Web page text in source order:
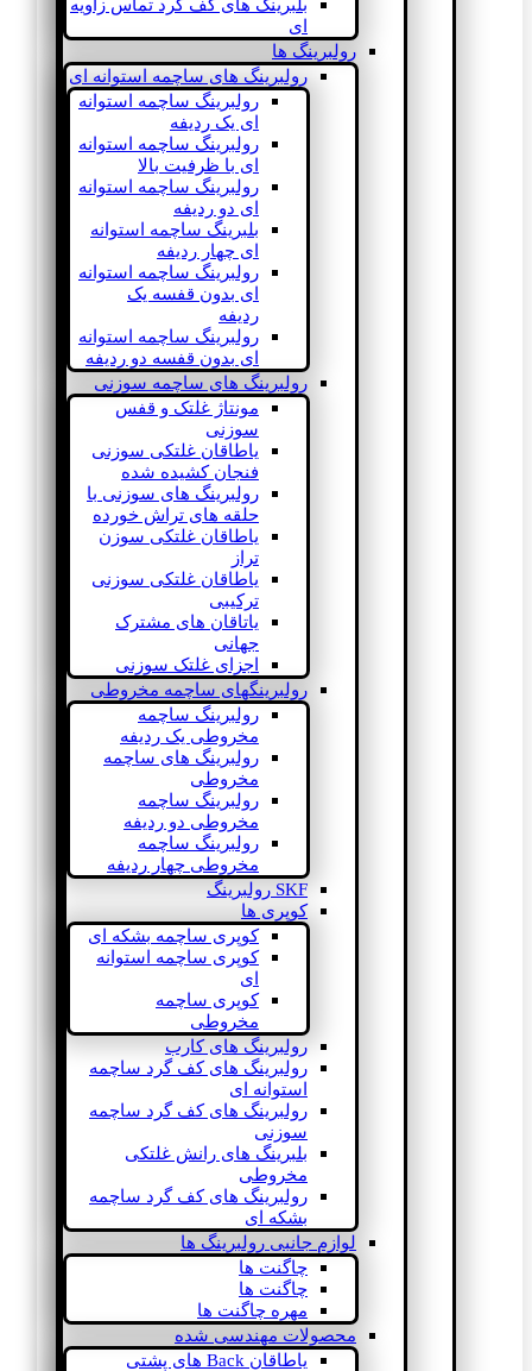
بلبرینگ های کف گرد تماس زاویه
ای
رولبرینگ ها
رولبرینگ های ساچمه استوانه ای
رولبرینگ ساچمه استوانه
ای یک ردیفه
رولبرینگ ساچمه استوانه
ای با ظرفیت بالا
رولبرینگ ساچمه استوانه
ای دو ردیفه
بلبرینگ ساچمه استوانه
ای چهار ردیفه
رولبرینگ ساچمه استوانه
ای بدون قفسه یک
ردیفه
رولبرینگ ساچمه استوانه
ای بدون قفسه دو ردیفه
رولبرینگ های ساچمه سوزنی
مونتاژ غلتک و قفس
سوزنی
یاطاقان غلتکی سوزنی
فنجان کشیده شده
رولبرینگ های سوزنی با
حلقه های تراش خورده
یاطاقان غلتکی سوزن
تراز
یاطاقان غلتکی سوزنی
ترکیبی
یاتاقان های مشترک
جهانی
اجزای غلتک سوزنی
رولبرینگهای ساچمه مخروطی
رولبرینگ ساچمه
مخروطی یک ردیفه
رولبرینگ های ساچمه
مخروطی
رولبرینگ ساچمه
مخروطی دو ردیفه
رولبرینگ ساچمه
مخروطی چهار ردیفه
SKF رولبرینگ
کوپری ها
کوپری ساچمه بشکه ای
کوپری ساچمه استوانه
ای
کوپری ساچمه
مخروطی
رولبرینگ های کارب
رولبرینگ های کف گرد ساچمه
استوانه ای
رولبرینگ های کف گرد ساچمه
سوزنی
بلبرینگ های رانش غلتکی
مخروطی
رولبرینگ های کف گرد ساچمه
بشکه ای
لوازم جانبی رولبرینگ ها
چاگنت ها
چاگنت ها
مهره چاگنت ها
محصولات مهندسی شده
یاطاقان Back های پشتی